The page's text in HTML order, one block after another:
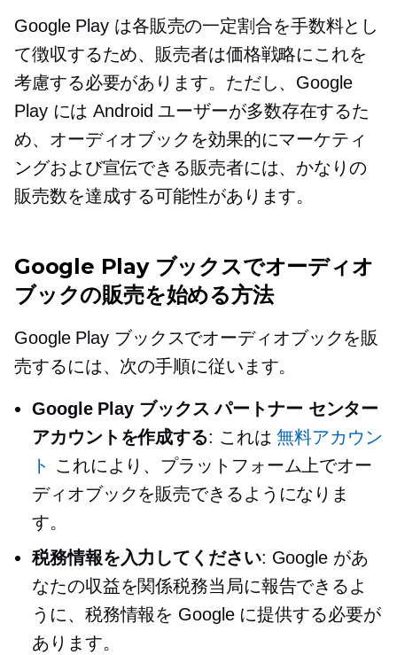
Google Play は各販売の一定割合を手数料とし
て徴収するため、販売者は価格戦略にこれを
考慮する必要があります。ただし、Google
Play には Android ユーザーが多数存在するた
め、オーディオブックを効果的にマーケティ
ングおよび宣伝できる販売者には、かなりの
販売数を達成する可能性があります。
Google Play ブックスでオーディオ
ブックの販売を始める方法
Google Play ブックスでオーディオブックを販
売するには、次の手順に従います。
Google Play ブックス パートナー センター
アカウントを作成する: これは無料アカウン
ト これにより、プラットフォーム上でオー
ディオブックを販売できるようになりま
す。
税務情報を入力してください: Google があ
なたの収益を関係税務当局に報告できるよ
うに、税務情報を Google に提供する必要が
あります。